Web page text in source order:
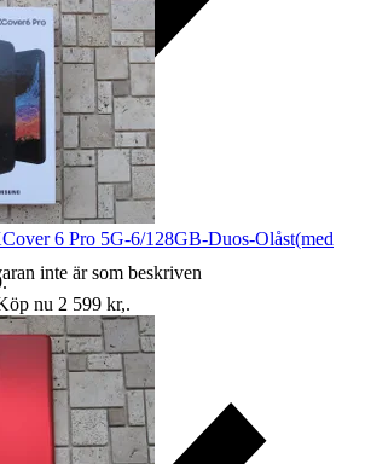
inte är som beskriven
6 Pro 5G-6/128GB-Duos-Olåst(med
.
nu 2 599 kr,.